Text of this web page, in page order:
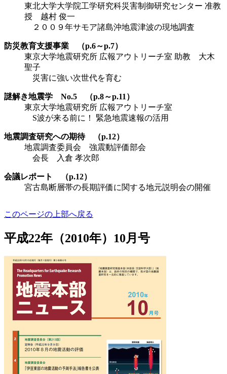
東北大学大学院工学研究科災害制御研究センター 准教
授 越村 俊一
２００９年サモア諸島沖地震津波の現地調査
防災教育支援事業 （p.6～p.7）
東京大学地震研究所 広報アウトリーチ室 助教 大木
聖子
災害に強い次世代を育む
謎解き地震学 No.5 （p.8～p.11）
東京大学地震研究所 広報アウトリーチ室
S波が来る前に！ 緊急地震速報の活用
地震調査研究への期待 （p.12）
地震調査委員会 強震動評価部会
会長 入倉 孝次郎
会議レポート （p.12）
宮古島断層帯の長期評価に関する地元説明会の開催
このページの上部へ戻る
平成22年（2010年）10月号